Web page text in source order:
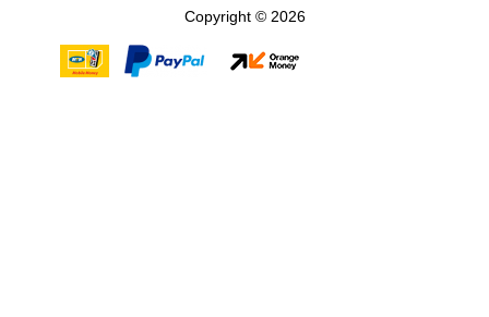
Copyright © 2026